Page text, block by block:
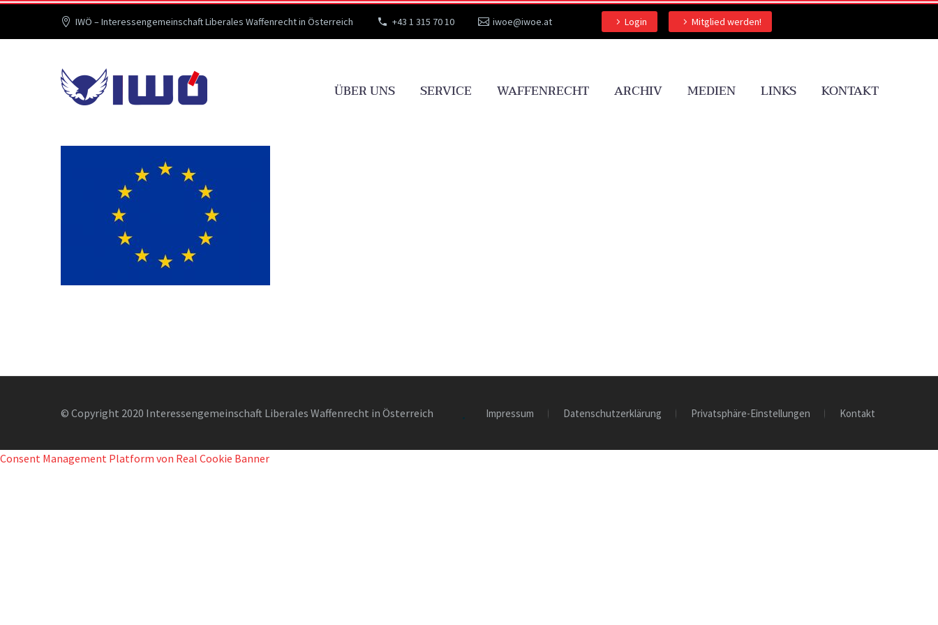
IWÖ – Interessengemeinschaft Liberales Waffenrecht in Österreich +43 1 315 70 10 iwoe@iwoe.at Login Mitglied werden!
ÜBER UNS SERVICE WAFFENRECHT ARCHIV MEDIEN LINKS KONTAKT
© Copyright 2020 Interessengemeinschaft Liberales Waffenrecht in Österreich Impressum Datenschutzerklärung Privatsphäre-Einstellungen Kontakt
Consent Management Platform von Real Cookie Banner